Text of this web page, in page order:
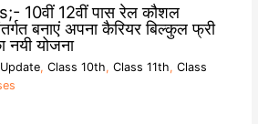
10वीं 12वीं पास रेल कौशल
बनाएं अपना कैरियर बिल्कुल फ्री
नयी योजना
, Class 10th, Class 11th, Class